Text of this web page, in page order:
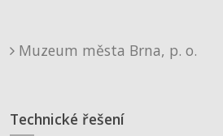
Muzeum města Brna, p. o.
Technické řešení